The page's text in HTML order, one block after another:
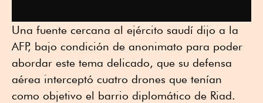
Una fuente cercana al ejército saudí dijo a la
AFP, bajo condición de anonimato para poder
abordar este tema delicado, que su defensa
aérea interceptó cuatro drones que tenían
como objetivo el barrio diplomático de Riad.